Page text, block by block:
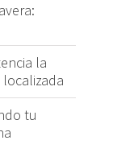
la
tu